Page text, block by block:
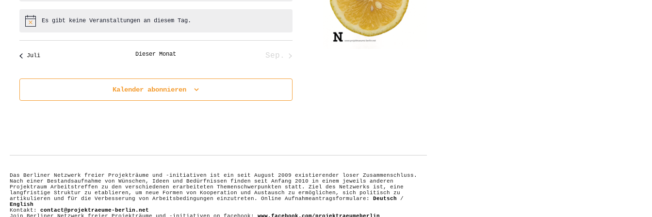
HinweisEs gibt keine Veranstaltungen an diesem Tag.
Juli Dieser Monat Sep.
Kalender abonnieren
Das Berliner Netzwerk freier Projekträume und -initiativen ist ein seit August 2009 existierender loser Zusammenschluss.
Nach einer Bestandsaufnahme von Wünschen, Ideen und Bedürfnissen finden seit Anfang 2010 in einem jeweils anderen
Projektraum Arbeitstreffen zu den verschiedenen erarbeiteten Themenschwerpunkten statt. Ziel des Netzwerks ist, eine
langfristige Struktur zu etablieren, um neue Formen von Kooperation und Austausch zu ermöglichen, sich politisch zu
artikulieren und für die Verbesserung von Arbeitsbedingungen einzutreten. Online Aufnahmeantragsformulare: Deutsch /
English
Kontakt: contact@projektraeume-berlin.net